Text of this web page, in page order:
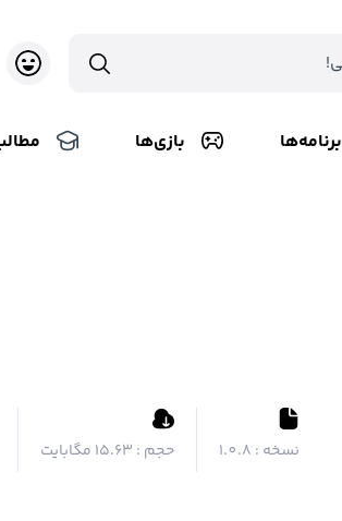
برنامه‌ها بازی‌ها
نسخه : 1.0.8 حجم : ۱۵.۶۳ مگابایت